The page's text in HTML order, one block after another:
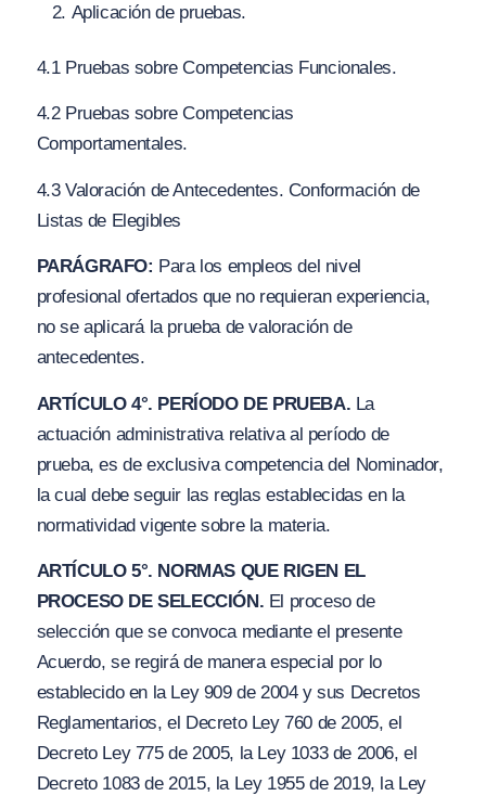
Aplicación de pruebas.
4.1 Pruebas sobre Competencias Funcionales.
4.2 Pruebas sobre Competencias
Comportamentales.
4.3 Valoración de Antecedentes. Conformación de
Listas de Elegibles
PARÁGRAFO: Para los empleos del nivel
profesional ofertados que no requieran experiencia,
no se aplicará la prueba de valoración de
antecedentes.
ARTÍCULO 4°. PERÍODO DE PRUEBA. La
actuación administrativa relativa al período de
prueba, es de exclusiva competencia del Nominador,
la cual debe seguir las reglas establecidas en la
normatividad vigente sobre la materia.
ARTÍCULO 5°. NORMAS QUE RIGEN EL
PROCESO DE SELECCIÓN. El proceso de
selección que se convoca mediante el presente
Acuerdo, se regirá de manera especial por lo
establecido en la Ley 909 de 2004 y sus Decretos
Reglamentarios, el Decreto Ley 760 de 2005, el
Decreto Ley 775 de 2005, la Ley 1033 de 2006, el
Decreto 1083 de 2015, la Ley 1955 de 2019, la Ley